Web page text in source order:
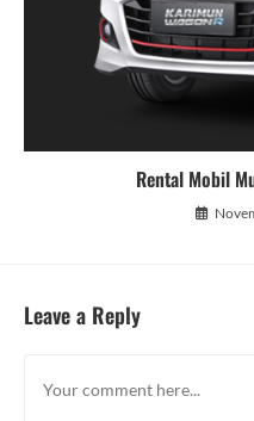
Rental Mobil
Leave a Reply